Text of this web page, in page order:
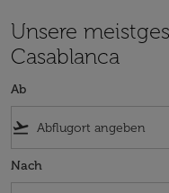
Unsere
Casablanca
Ab
flight_takeoff
Nach